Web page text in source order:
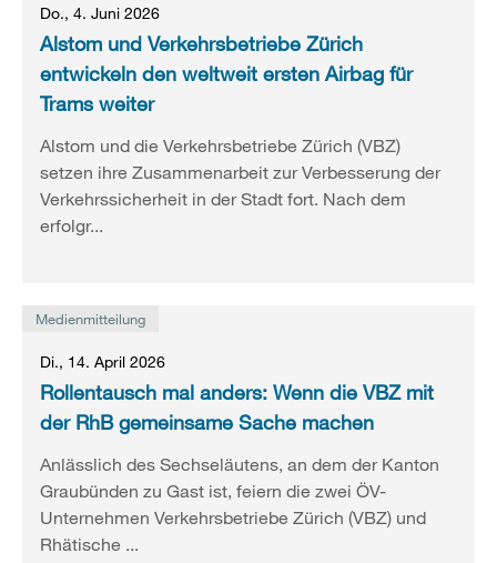
Do., 4. Juni 2026
Alstom und Verkehrsbetriebe Zürich
entwickeln den weltweit ersten Airbag für
Trams weiter
Alstom und die Verkehrsbetriebe Zürich (VBZ)
setzen ihre Zusammenarbeit zur Verbesserung der
Verkehrssicherheit in der Stadt fort. Nach dem
erfolgr...
Medienmitteilung
Di., 14. April 2026
Rollentausch mal anders: Wenn die VBZ mit
der RhB gemeinsame Sache machen
Anlässlich des Sechseläutens, an dem der Kanton
Graubünden zu Gast ist, feiern die zwei ÖV-
Unternehmen Verkehrsbetriebe Zürich (VBZ) und
Rhätische ...